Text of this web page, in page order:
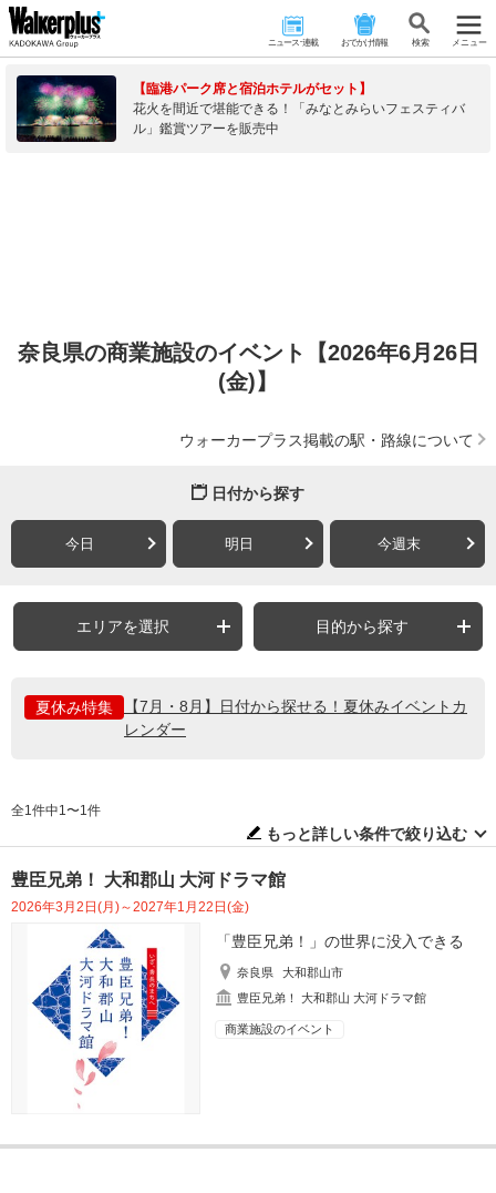
ニュース･連載 おでかけ情報 検 索 メニュー
【臨港パーク席と宿泊ホテルがセット】
花火を間近で堪能できる！「みなとみらいフェスティバ
ル」鑑賞ツアーを販売中
奈良県の商業施設のイベント【2026年6月26日
(金)】
ウォーカープラス掲載の駅・路線について
日付から探す
今日 明日 今週末
エリアを選択 目的から探す
夏休み特集
【7月・8月】日付から探せる！夏休みイベントカ
レンダー
全1件中1〜1件
もっと詳しい条件で絞り込む
豊臣兄弟！ 大和郡山 大河ドラマ館
2026年3月2日(月)～2027年1月22日(金)
「豊臣兄弟！」の世界に没入できる
奈良県
大和郡山市
豊臣兄弟！ 大和郡山 大河ドラマ館
商業施設のイベント